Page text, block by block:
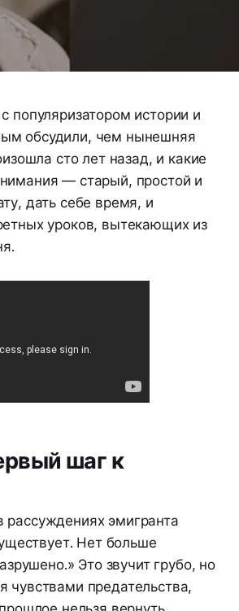
популяризатором истории и
обсудили, чем нынешняя
сто лет назад, и какие
— старый, простой и
дать себе время, и
уроков, вытекающих из
шаг к
эмигранта
Нет больше
Это звучит грубо, но
чувствами предательства,